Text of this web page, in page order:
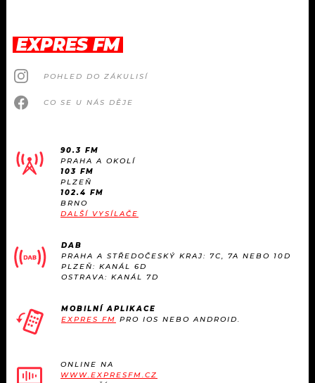
#NEBUDUDOMA
KALENDÁŘ
KVÍZY
TRENDY
KULTURA
OSTATNÍ
APLIKACE
PROGRAM
PLAYLIST
JAK NALADIT
SOUTĚŽE
EXPRES FM
POHLED DO ZÁKULISÍ
CO SE U NÁS DĚJE
90.3 FM
PRAHA A OKOLÍ
103 FM
PLZEŇ
102.4 FM
BRNO
DALŠÍ VYSÍLAČE
DAB
PRAHA A STŘEDOČESKÝ KRAJ: 7C, 7A NEBO 10D
PLZEŇ: KANÁL 6D
OSTRAVA: KANÁL 7D
MOBILNÍ APLIKACE
EXPRES FM PRO IOS NEBO ANDROID.
ONLINE NA
WWW.EXPRESFM.CZ